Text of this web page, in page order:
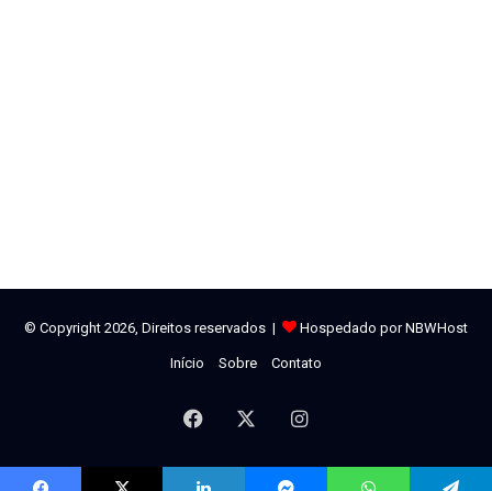
© Copyright 2026, Direitos reservados | Hospedado por NBWHost
Início Sobre Contato
Facebook Instagram